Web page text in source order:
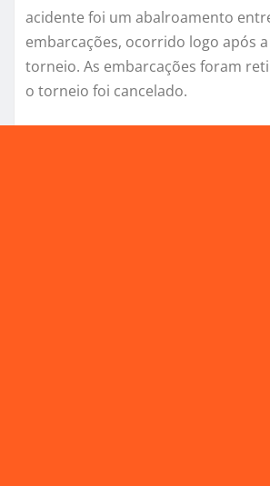
acidente foi um abalroamento
embarcações, ocorrido logo após
torneio. As embarcações foram
o torneio foi cancelado.